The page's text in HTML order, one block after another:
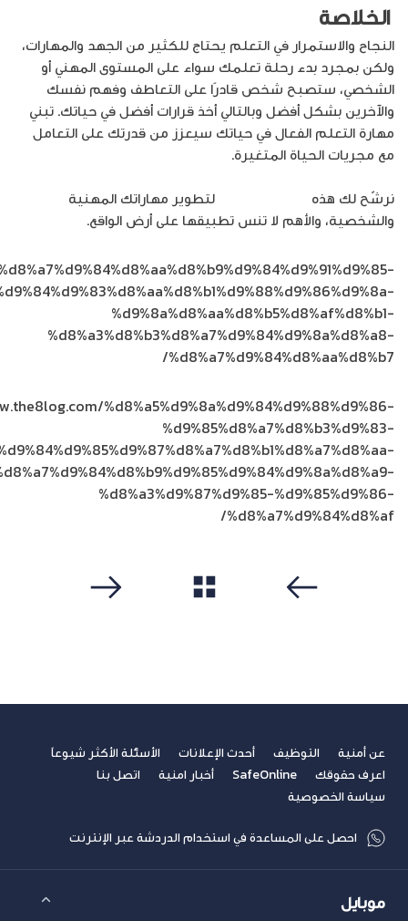
الخلاصة
النجاح والاستمرار في التعلم يحتاج للكثير من الجهد والمهارات،
ولكن بمجرد بدء رحلة تعلمك سواء على المستوى المهني أو
الشخصي، ستصبح شخص قادرًا على التعاطف وفهم نفسك
والآخرين بشكل أفضل وبالتالي أخذ قرارات أفضل في حياتك. تبني
مهارة التعلم الفعال في حياتك سيعزز من قدرتك على التعامل
مع مجريات الحياة المتغيرة.
نرشّح لك هذه
لتطوير مهاراتك المهنية
والشخصية، والأهم لا تنس تطبيقها على أرض الواقع.
%d9%8a%d8%aa%d8%b5%d8%af%d8%b1-
%d8%a3%d8%b3%d8%a7%d9%84%d9%8a%d8%a8-
%d8%a7%d9%84%d8%aa%d8%b7/
%d8%a5%d9%8a%d9%84%d9%88%d9%86-
%d9%85%d8%a7%d8%b3%d9%83-
%d8%a3%d9%87%d9%85-%d9%85%d9%86-
%d8%a7%d9%84%d8%af/
عن أمنية التوظيف أحدث الإعلانات
الأسئلة الأكثر شيوعاً
اعرف حقوقك
SafeOnline أخبار امنية
اتصل بنا
سياسة الخصوصية
احصل على المساعدة في استخدام الدردشة عبر الإنترنت
موبايل